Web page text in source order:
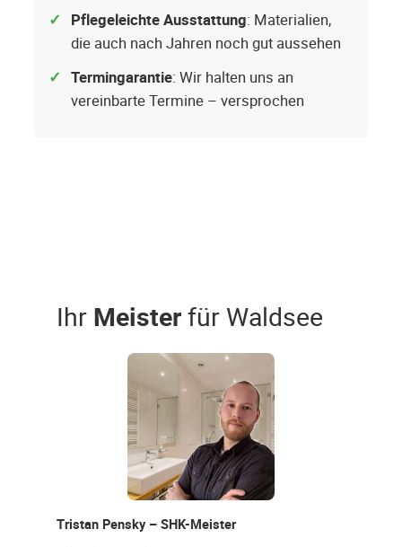
Pflegeleichte Ausstattung: Materialien,
die auch nach Jahren noch gut aussehen
Termingarantie: Wir halten uns an
vereinbarte Termine – versprochen
Ihr Meisterfür Waldsee
Tristan Pensky – SHK-Meister